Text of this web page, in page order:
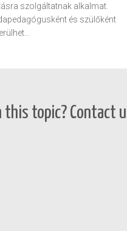
szolgáltatnak alkalmat.
és szülőként
topic? Contact